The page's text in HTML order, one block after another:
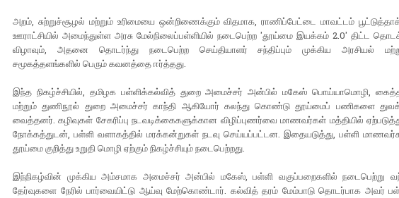
அறம், சுற்றுச்சூழல் மற்றும் உரிமையை ஒன்றிணைக்கும் விதமாக, ராணிப்பேட்டை மாவட்டம்
ஊராட்சியில் அமைந்துள்ள அரசு மேல்நிலைப்பள்ளியில் நடைபெற்ற 'தூய்மை இயக்கம் 2.0' திட்ட
விழாவும், அதனை தொடர்ந்து நடைபெற்ற செய்தியாளர் சந்திப்பும் முக்கிய அரசியல்
சமூகத்தளங்களில் பெரும் கவனத்தை ஈர்த்தது.
இந்த நிகழ்ச்சியில், தமிழக பள்ளிக்கல்வித் துறை அமைச்சர் அன்பில் மகேஸ் பொய்யாமொழி,
மற்றும் துணிநூல் துறை அமைச்சர் காந்தி ஆகியோர் கலந்து கொண்டு தூய்மைப் பணிகளை
வைத்தனர். கழிவுகள் சேகரிப்பு நடவடிக்கைகளுக்கான விழிப்புணர்வை மாணவர்கள் மத்தியில்
நோக்கத்துடன், பள்ளி வளாகத்தில் மரக்கன்றுகள் நடவு செய்யப்பட்டன. இதையடுத்து, பள்ளி
தூய்மை குறித்து உறுதி மொழி ஏற்கும் நிகழ்ச்சியும் நடைபெற்றது.
இந்நிகழ்வின் முக்கிய அம்சமாக அமைச்சர் அன்பில் மகேஸ், பள்ளி வகுப்பறைகளில் நடைபெற்று
தேர்வுகளை நேரில் பார்வையிட்டு ஆய்வு மேற்கொண்டார். கல்வித் தரம் மேம்பாடு தொடர்பாக அவர்